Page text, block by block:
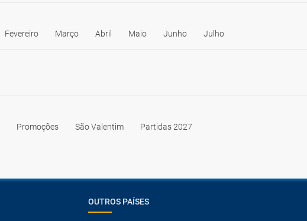
Fevereiro Março Abril Maio Junho Julho
Promoções São Valentim Partidas 2027
OUTROS PAÍSES